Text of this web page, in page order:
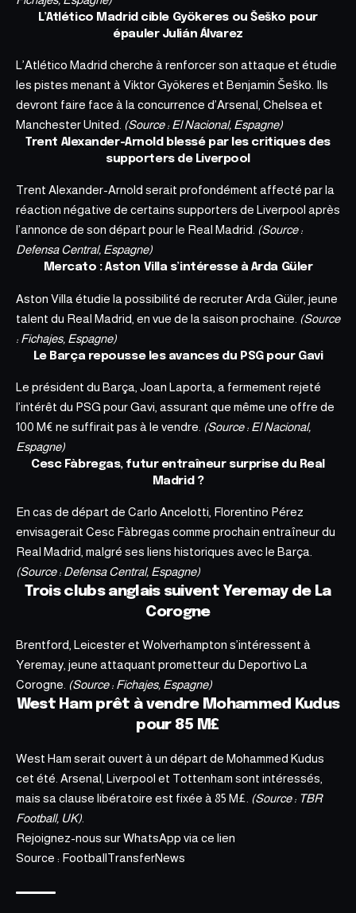
L’Atlético Madrid cible Gyökeres ou Šeško pour
épauler Julián Álvarez
L’Atlético Madrid cherche à renforcer son attaque et étudie
les pistes menant à Viktor Gyökeres et Benjamin Šeško. Ils
devront faire face à la concurrence d’Arsenal, Chelsea et
Manchester United. (Source : El Nacional, Espagne)
Trent Alexander-Arnold blessé par les critiques des
supporters de Liverpool
Trent Alexander-Arnold serait profondément affecté par la
réaction négative de certains supporters de Liverpool après
l’annonce de son départ pour le Real Madrid. (Source :
Defensa Central, Espagne)
Mercato : Aston Villa s’intéresse à Arda Güler
Aston Villa étudie la possibilité de recruter Arda Güler, jeune
talent du Real Madrid, en vue de la saison prochaine. (Source
: Fichajes, Espagne)
Le Barça repousse les avances du PSG pour Gavi
Le président du Barça, Joan Laporta, a fermement rejeté
l’intérêt du PSG pour Gavi, assurant que même une offre de
100 M€ ne suffirait pas à le vendre. (Source : El Nacional,
Espagne)
Cesc Fàbregas, futur entraîneur surprise du Real
Madrid ?
En cas de départ de Carlo Ancelotti, Florentino Pérez
envisagerait Cesc Fàbregas comme prochain entraîneur du
Real Madrid, malgré ses liens historiques avec le Barça.
(Source : Defensa Central, Espagne)
Trois clubs anglais suivent Yeremay de La
Corogne
Brentford, Leicester et Wolverhampton s’intéressent à
Yeremay, jeune attaquant prometteur du Deportivo La
Corogne. (Source : Fichajes, Espagne)
West Ham prêt à vendre Mohammed Kudus
pour 85 M£
West Ham serait ouvert à un départ de Mohammed Kudus
cet été. Arsenal, Liverpool et Tottenham sont intéressés,
mais sa clause libératoire est fixée à 85 M£. (Source : TBR
Football, UK)
Rejoignez-nous sur WhatsApp via ce lien
Source : FootballTransferNews